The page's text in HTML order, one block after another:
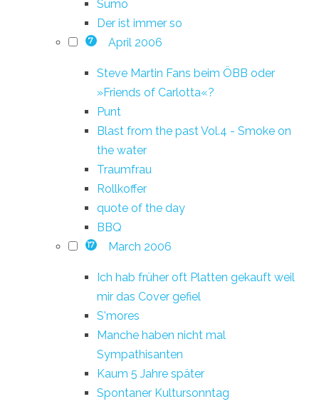
Sumo
Der ist immer so
7 April 2006
Steve Martin Fans beim ÖBB oder
»Friends of Carlotta«?
Punt
Blast from the past Vol.4 - Smoke on
the water
Traumfrau
Rollkoffer
quote of the day
BBQ
17 March 2006
Ich hab früher oft Platten gekauft weil
mir das Cover gefiel
S'mores
Manche haben nicht mal
Sympathisanten
Kaum 5 Jahre später
Spontaner Kultursonntag